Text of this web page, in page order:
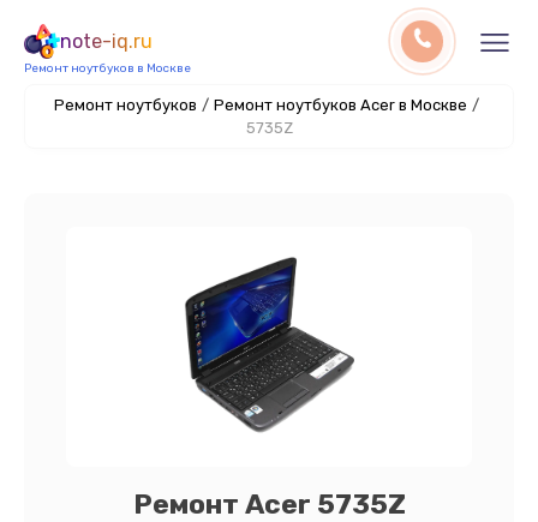
note-iq.ru
Ремонт ноутбуков в Москве
Ремонт ноутбуков / Ремонт ноутбуков Acer в Москве /
5735Z
Ремонт Acer 5735Z